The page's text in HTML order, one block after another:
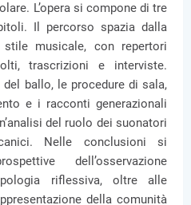
L’opera si compone di tre
Il percorso spazia dalla
musicale, con repertori
trascrizioni e interviste.
ballo, le procedure di sala,
e i racconti generazionali
del ruolo dei suonatori
Nelle conclusioni si
dell’osservazione
riflessiva, oltre alle
della comunità